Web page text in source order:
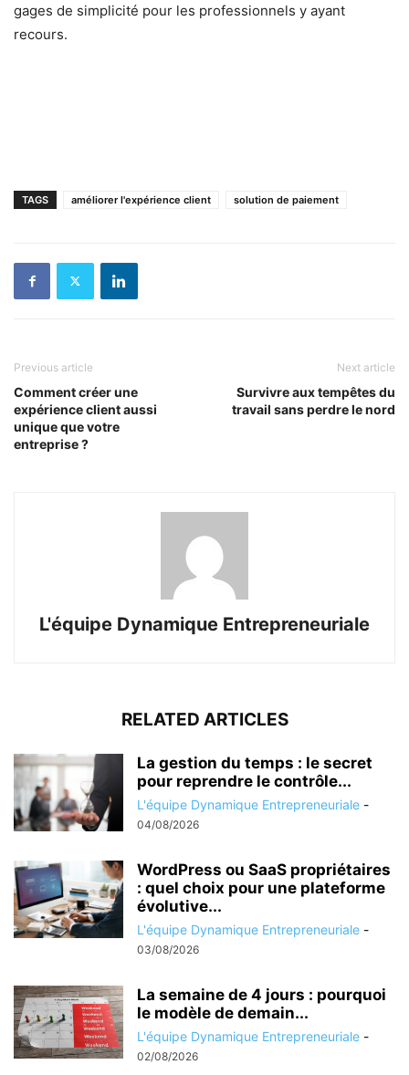
gages de simplicité pour les professionnels y ayant
recours.
TAGS améliorer l'expérience client solution de paiement
Previous article
Comment créer une
expérience client aussi
unique que votre
entreprise ?
Next article
Survivre aux tempêtes du
travail sans perdre le nord
L'équipe Dynamique Entrepreneuriale
RELATED ARTICLES
La gestion du temps : le secret
pour reprendre le contrôle...
L'équipe Dynamique Entrepreneuriale -
04/08/2026
WordPress ou SaaS propriétaires
: quel choix pour une plateforme
évolutive...
L'équipe Dynamique Entrepreneuriale -
03/08/2026
La semaine de 4 jours : pourquoi
le modèle de demain...
L'équipe Dynamique Entrepreneuriale -
02/08/2026